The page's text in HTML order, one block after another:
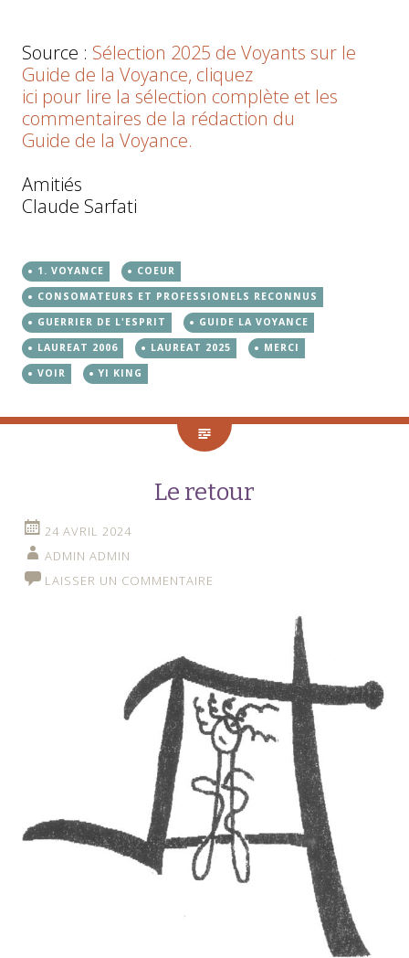
Source : Sélection 2025 de Voyants sur le
Guide de la Voyance, cliquez
ici pour lire la sélection complète et les
commentaires de la rédaction du
Guide de la Voyance.
Amitiés
Claude Sarfati
1. VOYANCE
COEUR
CONSOMATEURS ET PROFESSIONELS RECONNUS
GUERRIER DE L'ESPRIT
GUIDE LA VOYANCE
LAUREAT 2006
LAUREAT 2025
MERCI
VOIR
YI KING
Le retour
24 AVRIL 2024
ADMIN ADMIN
LAISSER UN COMMENTAIRE